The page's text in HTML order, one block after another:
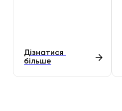
Дізнатися
більше